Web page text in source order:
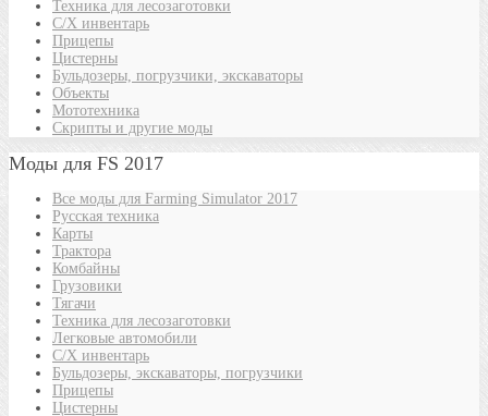
Техника для лесозаготовки
С/Х инвентарь
Прицепы
Цистерны
Бульдозеры, погрузчики, экскаваторы
Объекты
Мототехника
Скрипты и другие моды
Моды для FS 2017
Все моды для Farming Simulator 2017
Русская техника
Карты
Трактора
Комбайны
Грузовики
Тягачи
Техника для лесозаготовки
Легковые автомобили
С/Х инвентарь
Бульдозеры, экскаваторы, погрузчики
Прицепы
Цистерны